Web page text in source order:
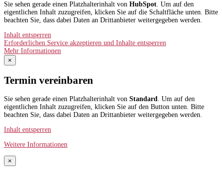
Sie sehen gerade einen Platzhalterinhalt von HubSpot. Um auf den
eigentlichen Inhalt zuzugreifen, klicken Sie auf die Schaltfläche unten. Bitte
beachten Sie, dass dabei Daten an Drittanbieter weitergegeben werden.
Inhalt entsperren
Erforderlichen Service akzeptieren und Inhalte entsperren
Mehr Informationen
×
Termin vereinbaren
Sie sehen gerade einen Platzhalterinhalt von Standard. Um auf den
eigentlichen Inhalt zuzugreifen, klicken Sie auf den Button unten. Bitte
beachten Sie, dass dabei Daten an Drittanbieter weitergegeben werden.
Inhalt entsperren
Weitere Informationen
×